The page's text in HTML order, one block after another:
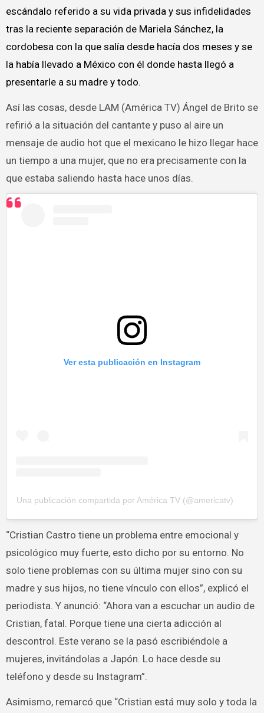
escándalo referido a su vida privada y sus infidelidades
tras la reciente separación de Mariela Sánchez, la
cordobesa con la que salía desde hacía dos meses y se
la había llevado a México con él donde hasta llegó a
presentarle a su madre y todo.
Así las cosas, desde LAM (América TV) Ángel de Brito se
refirió a la situación del cantante y puso al aire un
mensaje de audio hot que el mexicano le hizo llegar hace
un tiempo a una mujer, que no era precisamente con la
que estaba saliendo hasta hace unos días.
Ver esta publicación en Instagram
Una publicación compartida por América TV (@americatv)
“Cristian Castro tiene un problema entre emocional y
psicológico muy fuerte, esto dicho por su entorno. No
solo tiene problemas con su última mujer sino con su
madre y sus hijos, no tiene vínculo con ellos”, explicó el
periodista. Y anunció: “Ahora van a escuchar un audio de
Cristian, fatal. Porque tiene una cierta adicción al
descontrol. Este verano se la pasó escribiéndole a
mujeres, invitándolas a Japón. Lo hace desde su
teléfono y desde su Instagram”.
Asimismo, remarcó que “Cristian está muy solo y toda la